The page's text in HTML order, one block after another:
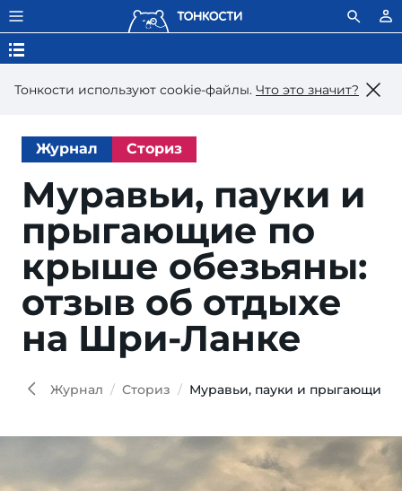
Тонкости используют сookie-файлы. Что это значит?
Журнал Сториз
Муравьи, пауки и
прыгающие по
крыше обезьяны:
отзыв об отдыхе
на Шри-Ланке
Журнал Сториз Муравьи, пауки и прыгающие